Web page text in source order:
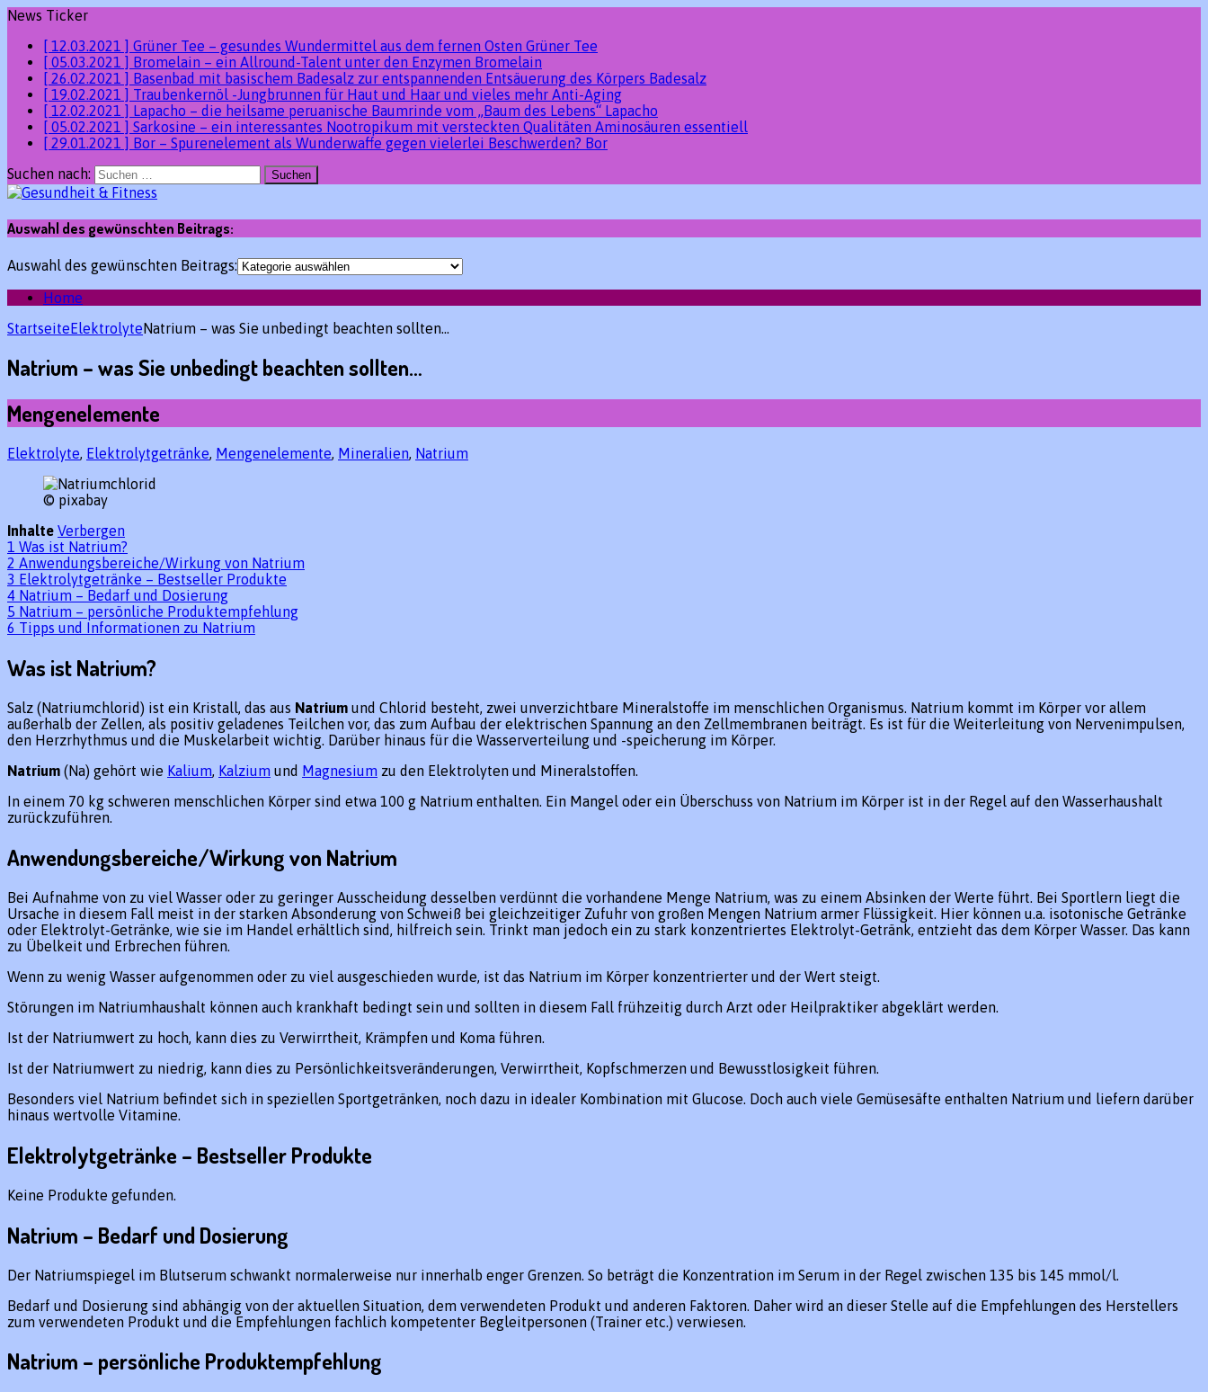
News Ticker
[ 12.03.2021 ] Grüner Tee – gesundes Wundermittel aus dem fernen Osten Grüner Tee
[ 05.03.2021 ] Bromelain – ein Allround-Talent unter den Enzymen Bromelain
[ 26.02.2021 ] Basenbad mit basischem Badesalz zur entspannenden Entsäuerung des Körpers Badesalz
[ 19.02.2021 ] Traubenkernöl -Jungbrunnen für Haut und Haar und vieles mehr Anti-Aging
[ 12.02.2021 ] Lapacho – die heilsame peruanische Baumrinde vom „Baum des Lebens“ Lapacho
[ 05.02.2021 ] Sarkosine – ein interessantes Nootropikum mit versteckten Qualitäten Aminosäuren essentiell
[ 29.01.2021 ] Bor – Spurenelement als Wunderwaffe gegen vielerlei Beschwerden? Bor
Suchen nach:
Auswahl des gewünschten Beitrags:
Auswahl des gewünschten Beitrags:
Home
StartseiteElektrolyteNatrium – was Sie unbedingt beachten sollten…
Natrium – was Sie unbedingt beachten sollten…
Mengenelemente
Elektrolyte, Elektrolytgetränke, Mengenelemente, Mineralien, Natrium
© pixabay
Inhalte Verbergen
1 Was ist Natrium?
2 Anwendungsbereiche/Wirkung von Natrium
3 Elektrolytgetränke – Bestseller Produkte
4 Natrium – Bedarf und Dosierung
5 Natrium – persönliche Produktempfehlung
6 Tipps und Informationen zu Natrium
Was ist Natrium?
Salz (Natriumchlorid) ist ein Kristall, das aus Natrium und Chlorid besteht, zwei unverzichtbare Mineralstoffe im menschlichen Organismus. Natrium kommt im Körper vor allem
außerhalb der Zellen, als positiv geladenes Teilchen vor, das zum Aufbau der elektrischen Spannung an den Zellmembranen beiträgt. Es ist für die Weiterleitung von Nervenimpulsen,
den Herzrhythmus und die Muskelarbeit wichtig. Darüber hinaus für die Wasserverteilung und -speicherung im Körper.
Natrium (Na) gehört wie Kalium, Kalzium und Magnesium zu den Elektrolyten und Mineralstoffen.
In einem 70 kg schweren menschlichen Körper sind etwa 100 g Natrium enthalten. Ein Mangel oder ein Überschuss von Natrium im Körper ist in der Regel auf den Wasserhaushalt
zurückzuführen.
Anwendungsbereiche/Wirkung von Natrium
Bei Aufnahme von zu viel Wasser oder zu geringer Ausscheidung desselben verdünnt die vorhandene Menge Natrium, was zu einem Absinken der Werte führt. Bei Sportlern liegt die
Ursache in diesem Fall meist in der starken Absonderung von Schweiß bei gleichzeitiger Zufuhr von großen Mengen Natrium armer Flüssigkeit. Hier können u.a. isotonische Getränke
oder Elektrolyt-Getränke, wie sie im Handel erhältlich sind, hilfreich sein. Trinkt man jedoch ein zu stark konzentriertes Elektrolyt-Getränk, entzieht das dem Körper Wasser. Das kann
zu Übelkeit und Erbrechen führen.
Wenn zu wenig Wasser aufgenommen oder zu viel ausgeschieden wurde, ist das Natrium im Körper konzentrierter und der Wert steigt.
Störungen im Natriumhaushalt können auch krankhaft bedingt sein und sollten in diesem Fall frühzeitig durch Arzt oder Heilpraktiker abgeklärt werden.
Ist der Natriumwert zu hoch, kann dies zu Verwirrtheit, Krämpfen und Koma führen.
Ist der Natriumwert zu niedrig, kann dies zu Persönlichkeitsveränderungen, Verwirrtheit, Kopfschmerzen und Bewusstlosigkeit führen.
Besonders viel Natrium befindet sich in speziellen Sportgetränken, noch dazu in idealer Kombination mit Glucose. Doch auch viele Gemüsesäfte enthalten Natrium und liefern darüber
hinaus wertvolle Vitamine.
Elektrolytgetränke – Bestseller Produkte
Keine Produkte gefunden.
Natrium – Bedarf und Dosierung
Der Natriumspiegel im Blutserum schwankt normalerweise nur innerhalb enger Grenzen. So beträgt die Konzentration im Serum in der Regel zwischen 135 bis 145 mmol/l.
Bedarf und Dosierung sind abhängig von der aktuellen Situation, dem verwendeten Produkt und anderen Faktoren. Daher wird an dieser Stelle auf die Empfehlungen des Herstellers
zum verwendeten Produkt und die Empfehlungen fachlich kompetenter Begleitpersonen (Trainer etc.) verwiesen.
Natrium – persönliche Produktempfehlung